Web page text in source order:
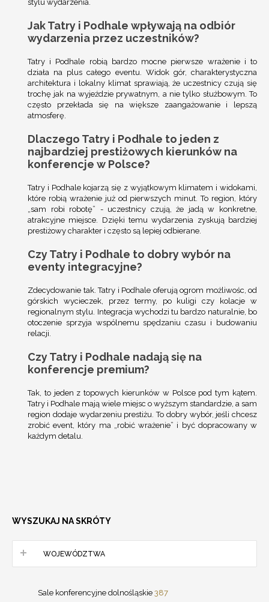
stylu wydarzenia.
Jak Tatry i Podhale wpływają na odbiór
wydarzenia przez uczestników?
Tatry i Podhale robią bardzo mocne pierwsze wrażenie i to
działa na plus całego eventu. Widok gór, charakterystyczna
architektura i lokalny klimat sprawiają, że uczestnicy czują się
trochę jak na wyjeździe prywatnym, a nie tylko służbowym. To
często przekłada się na większe zaangażowanie i lepszą
atmosferę.
Dlaczego Tatry i Podhale to jeden z
najbardziej prestiżowych kierunków na
konferencje w Polsce?
Tatry i Podhale kojarzą się z wyjątkowym klimatem i widokami,
które robią wrażenie już od pierwszych minut. To region, który
„sam robi robotę” - uczestnicy czują, że jadą w konkretne,
atrakcyjne miejsce. Dzięki temu wydarzenia zyskują bardziej
prestiżowy charakter i często są lepiej odbierane.
Czy Tatry i Podhale to dobry wybór na
eventy integracyjne?
Zdecydowanie tak. Tatry i Podhale oferują ogrom możliwośc, od
górskich wycieczek, przez termy, po kuligi czy kolacje w
regionalnym stylu. Integracja wychodzi tu bardzo naturalnie, bo
otoczenie sprzyja wspólnemu spędzaniu czasu i budowaniu
relacji.
Czy Tatry i Podhale nadają się na
konferencje premium?
Tak, to jeden z topowych kierunków w Polsce pod tym kątem.
Tatry i Podhale mają wiele miejsc o wyższym standardzie, a sam
region dodaje wydarzeniu prestiżu. To dobry wybór, jeśli chcesz
zrobić event, który ma „robić wrażenie” i być dopracowany w
każdym detalu.
WYSZUKAJ NA SKRÓTY
WOJEWÓDZTWA
Sale konferencyjne dolnośląskie 387